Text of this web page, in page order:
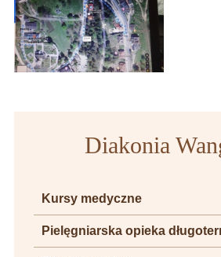
Diakonia
Kursy medyczne
Pielęgniarska opieka